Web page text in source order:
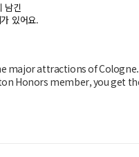
남긴
있어요.
Cologne. The staff were very friendly